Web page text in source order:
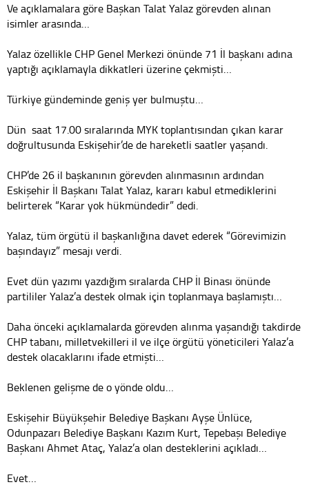
Ve açıklamalara göre Başkan Talat Yalaz görevden alınan
isimler arasında…
Yalaz özellikle CHP Genel Merkezi önünde 71 İl başkanı adına
yaptığı açıklamayla dikkatleri üzerine çekmişti…
Türkiye gündeminde geniş yer bulmuştu…
Dün saat 17.00 sıralarında MYK toplantısından çıkan karar
doğrultusunda Eskişehir’de de hareketli saatler yaşandı.
CHP’de 26 il başkanının görevden alınmasının ardından
Eskişehir İl Başkanı Talat Yalaz, kararı kabul etmediklerini
belirterek “Karar yok hükmündedir” dedi.
Yalaz, tüm örgütü il başkanlığına davet ederek “Görevimizin
başındayız” mesajı verdi.
Evet dün yazımı yazdığım sıralarda CHP İl Binası önünde
partililer Yalaz’a destek olmak için toplanmaya başlamıştı…
Daha önceki açıklamalarda görevden alınma yaşandığı takdirde
CHP tabanı, milletvekilleri il ve ilçe örgütü yöneticileri Yalaz’a
destek olacaklarını ifade etmişti…
Beklenen gelişme de o yönde oldu…
Eskişehir Büyükşehir Belediye Başkanı Ayşe Ünlüce,
Odunpazarı Belediye Başkanı Kazım Kurt, Tepebaşı Belediye
Başkanı Ahmet Ataç, Yalaz’a olan desteklerini açıkladı…
Evet…